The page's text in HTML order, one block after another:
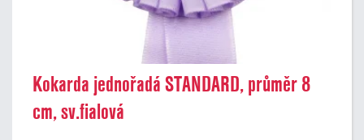
Kokarda jednořadá STANDARD, průměr 8
cm, sv.fialová